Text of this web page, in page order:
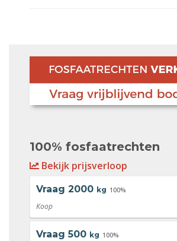
100% fosfaatrechten
Bekijk prijsverloop
Vraag 2000 kg 100%
Koop
Vraag 500 kg 100%